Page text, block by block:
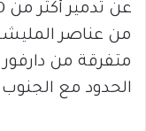
من عناصر
متفرقة من
الحدود مع الجنوب